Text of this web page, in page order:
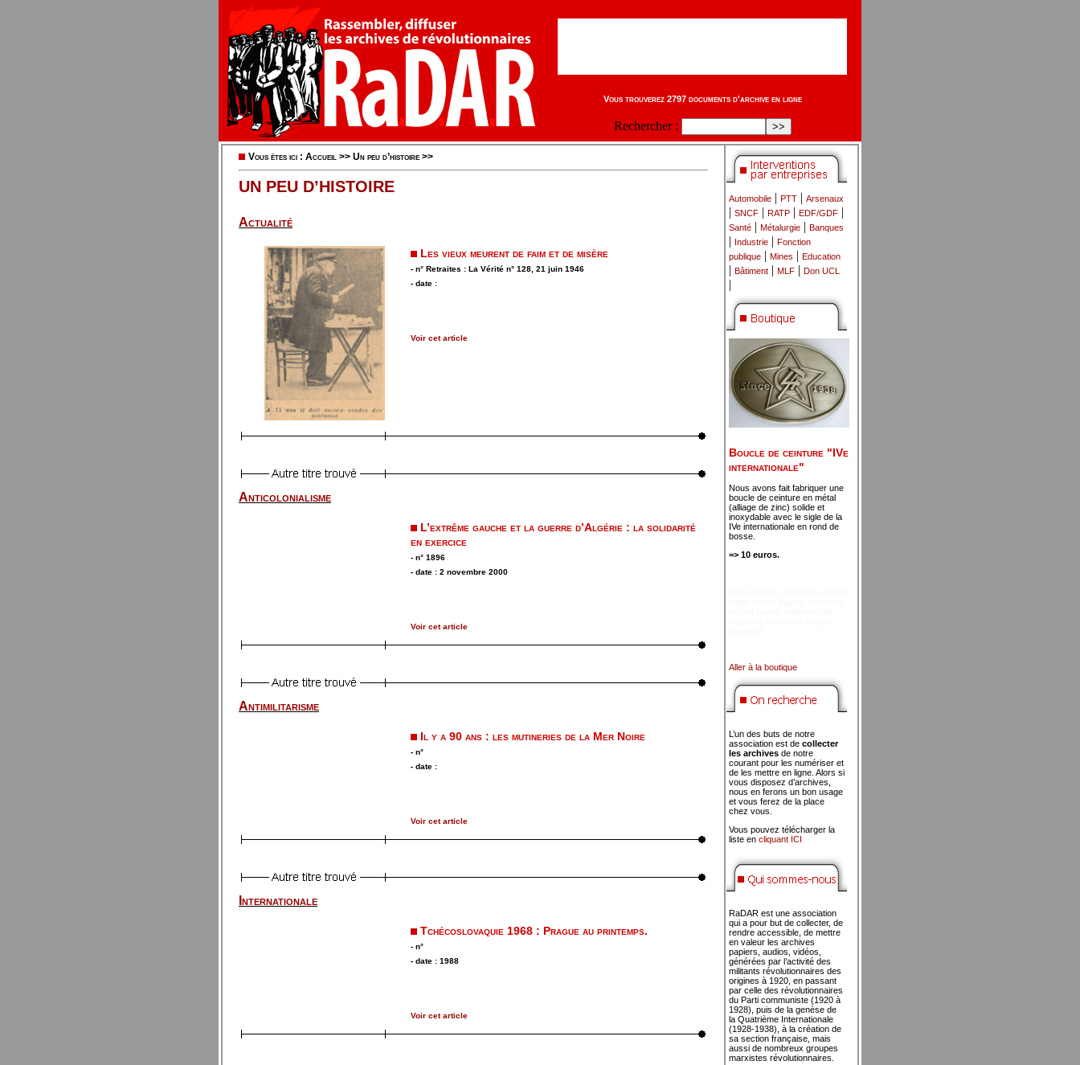
Vous trouverez 2797 documents d'archive en ligne
Rechercher :
Vous êtes ici : Accueil >> Un peu d’histoire >>
UN PEU D’HISTOIRE
Actualité
Les vieux meurent de faim et de misère
- n° Retraites : La Vérité n° 128, 21 juin 1946
- date :
Voir cet article
Anticolonialisme
L’extrême gauche et la guerre d’Algérie : la solidarité
en exercice
- n° 1896
- date : 2 novembre 2000
Voir cet article
Antimilitarisme
Il y a 90 ans : les mutineries de la Mer Noire
- n°
- date :
Voir cet article
Internationale
Tchécoslovaquie 1968 : Prague au printemps.
- n°
- date : 1988
Voir cet article
Automobile | PTT | Arsenaux
| SNCF | RATP | EDF/GDF |
Santé | Métalurgie | Banques
| Industrie | Fonction
publique | Mines | Education
| Bâtiment | MLF | Don UCL
|
Boucle de ceinture "IVe
internationale"
Nous avons fait fabriquer une
boucle de ceinture en métal
(alliage de zinc) solide et
inoxydable avec le sigle de la
IVe internationale en rond de
bosse.
=> 10 euros.
Aller à la boutique
L’un des buts de notre
association est de collecter
les archives de notre
courant pour les numériser et
de les mettre en ligne. Alors si
vous disposez d’archives,
nous en ferons un bon usage
et vous ferez de la place
chez vous.
Vous pouvez télécharger la
liste en cliquant ICI
RaDAR est une association
qui a pour but de collecter, de
rendre accessible, de mettre
en valeur les archives
papiers, audios, vidéos,
générées par l’activité des
militants révolutionnaires des
origines à 1920, en passant
par celle des révolutionnaires
du Parti communiste (1920 à
1928), puis de la genèse de
la Quatrième Internationale
(1928-1938), à la création de
sa section française, mais
aussi de nombreux groupes
marxistes révolutionnaires.